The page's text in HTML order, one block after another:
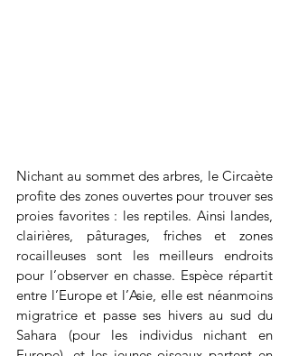
Nichant au sommet des arbres, le Circaète
profite des zones ouvertes pour trouver ses
proies favorites : les reptiles. Ainsi landes,
clairières, pâturages, friches et zones
rocailleuses sont les meilleurs endroits
pour l’observer en chasse. Espèce répartit
entre l’Europe et l’Asie, elle est néanmoins
migratrice et passe ses hivers au sud du
Sahara (pour les individus nichant en